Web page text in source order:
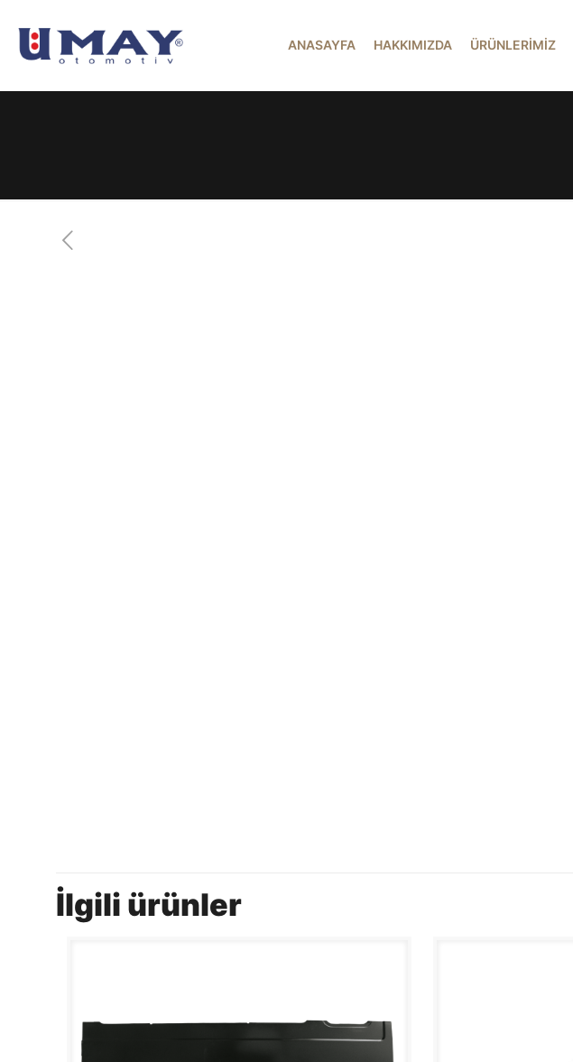
ANASAYFA HAKKIMIZDA ÜRÜNLERİMİZ
İlgili ürünler